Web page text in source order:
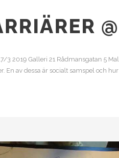
3 2019 Galleri 21 Rådmansgatan 5
En av dessa är socialt samspel och